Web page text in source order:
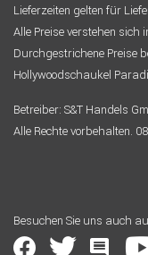
Lieferzeiten gelten für
Alle Preise verstehen sich
Durchgestrichene Preise
Hollywoodschaukel
Betreiber: S&T Handels
Alle Rechte vorbehalten.
Besuchen Sie uns auch